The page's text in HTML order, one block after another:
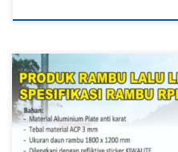
RPPJ adalah, Jual RPPJ,
RPPJ Rambu RPPJ yang
keterangan kepada pengemudi